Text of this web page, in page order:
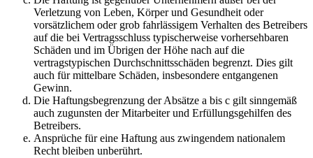
Verletzung von Leben, Körper und Gesundheit oder
vorsätzlichem oder grob fahrlässigem Verhalten des Betreibers
auf die bei Vertragsschluss typischerweise vorhersehbaren
Schäden und im Übrigen der Höhe nach auf die
vertragstypischen Durchschnittsschäden begrenzt. Dies gilt
auch für mittelbare Schäden, insbesondere entgangenen
Gewinn.
Die Haftungsbegrenzung der Absätze a bis c gilt sinngemäß
auch zugunsten der Mitarbeiter und Erfüllungsgehilfen des
Betreibers.
Ansprüche für eine Haftung aus zwingendem nationalem
Recht bleiben unberührt.